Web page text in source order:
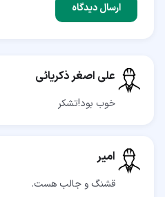
ارسال دیدگاه
علی اصغر ذکریائی
خوب بود!تشکر
امیر
قشنگ و جالب هست.